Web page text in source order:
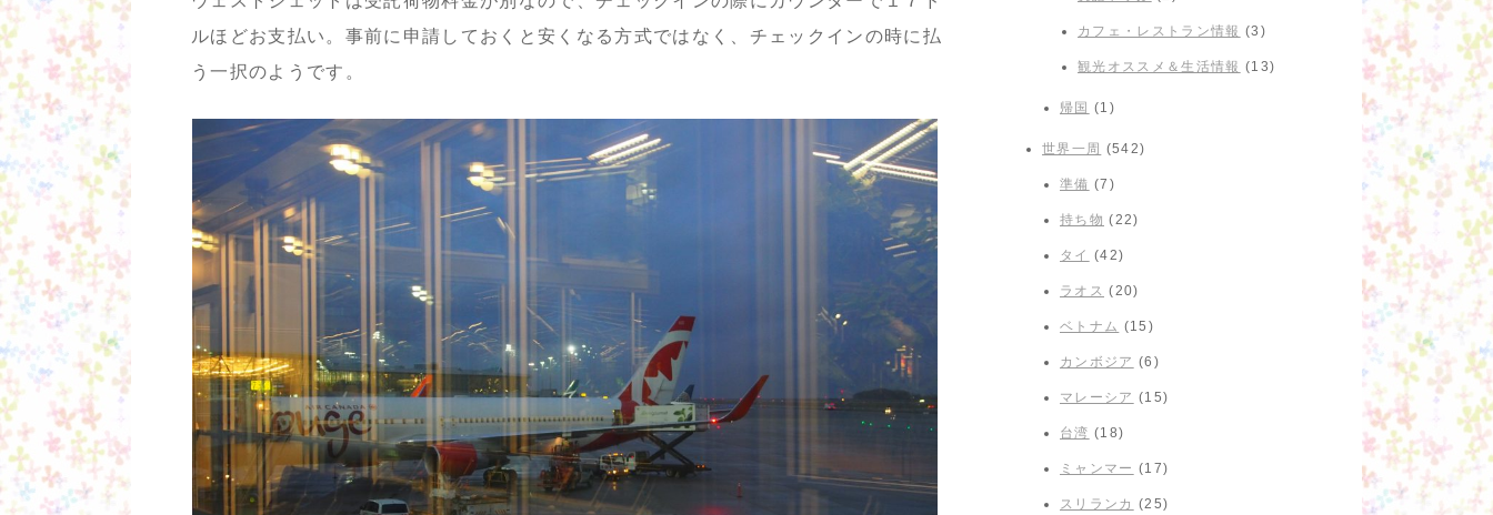
ルほどお支払い。事前に申請しておくと安くなる方式ではなく、チェックインの時に払
う一択のようです。
カフェ・レストラン情報 (3)
観光オススメ＆生活情報 (13)
帰国 (1)
世界一周 (542)
準備 (7)
持ち物 (22)
タイ (42)
ラオス (20)
ベトナム (15)
カンボジア (6)
マレーシア (15)
台湾 (18)
ミャンマー (17)
スリランカ (25)